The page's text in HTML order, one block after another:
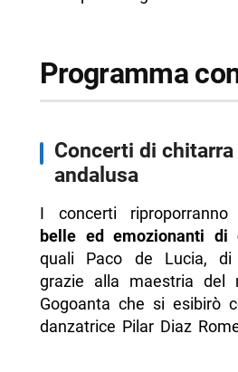
Programma
Concerti di
andalusa
I concerti
belle ed emozionanti di
quali Paco de Lucia, di
grazie alla maestria del
Gogoanta che si esibirò
danzatrice Pilar Diaz